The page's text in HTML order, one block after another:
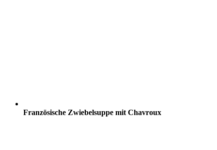
Französische Zwiebelsuppe mit Chavroux